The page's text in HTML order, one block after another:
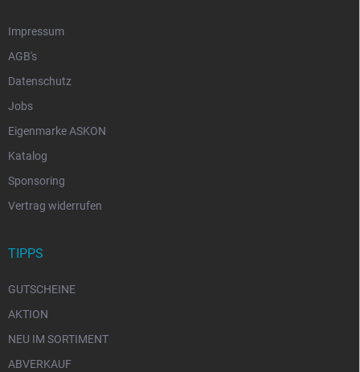
Impressum
AGB's
Datenschutz
Jobs
Eigenmarke ASKON
Katalog
Sponsoring
Vertrag widerrufen
TIPPS
GUTSCHEINE
AKTION
NEU IM SORTIMENT
ABVERKAUF